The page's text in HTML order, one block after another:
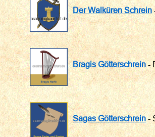
Der Walküren Schrein
Bragis Götterschrein -
Sagas Götterschrein -